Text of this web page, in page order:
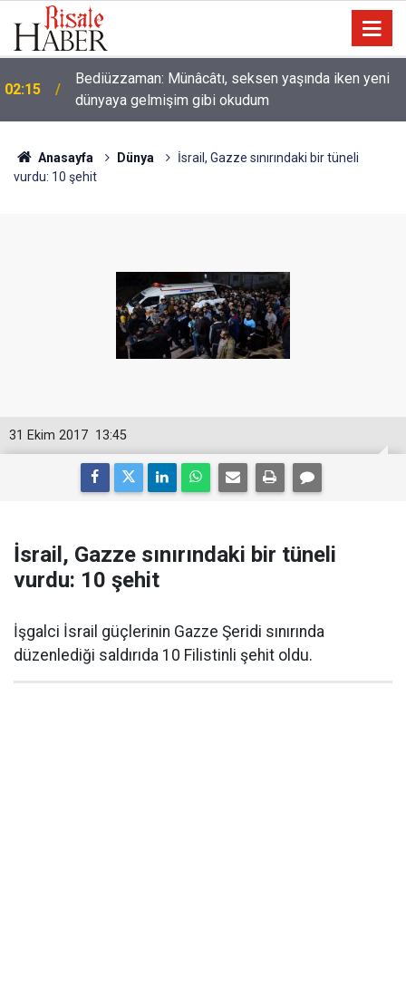
02:15
Bediüzzaman: Münâcâtı, seksen yaşında iken yeni
dünyaya gelmişim gibi okudum
Anasayfa Dünya
İsrail, Gazze sınırındaki bir tüneli
vurdu: 10 şehit
13:45
31 Ekim 2017
İsrail, Gazze sınırındaki bir tüneli
vurdu: 10 şehit
İşgalci İsrail güçlerinin Gazze Şeridi sınırında
düzenlediği saldırıda 10 Filistinli şehit oldu.